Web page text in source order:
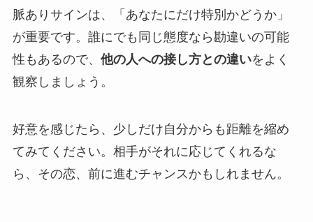
脈ありサインは、「あなたにだけ特別かどうか」
が重要です。誰にでも同じ態度なら勘違いの可能
性もあるので、 他の人への接し方との違いをよく
観察しましょう。
好意を感じたら、少しだけ自分からも距離を縮め
てみてください。相手がそれに応じてくれるな
ら、その恋、前に進むチャンスかもしれません。